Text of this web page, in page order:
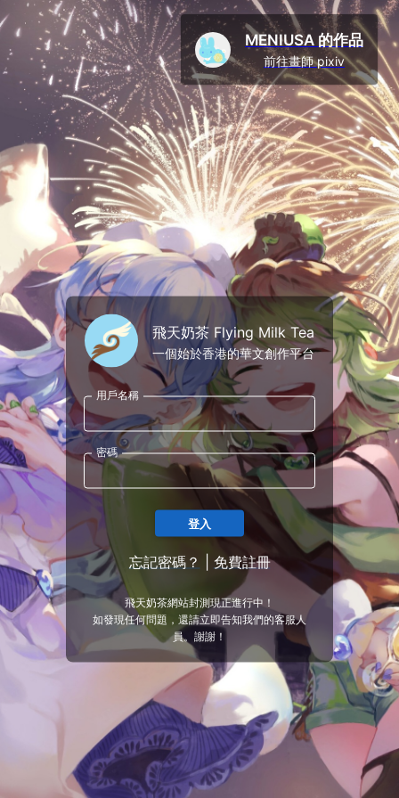
飛天奶茶 Flying Milk Tea
一個始於香港的華文創作平台
用戶名稱
密碼
登入
忘記密碼？ 免費註冊
飛天奶茶網站封測現正進行中！
如發現任何問題，還請立即告知我們的客服人
員。謝謝！
MENIUSA 的作品
前往畫師 pixiv